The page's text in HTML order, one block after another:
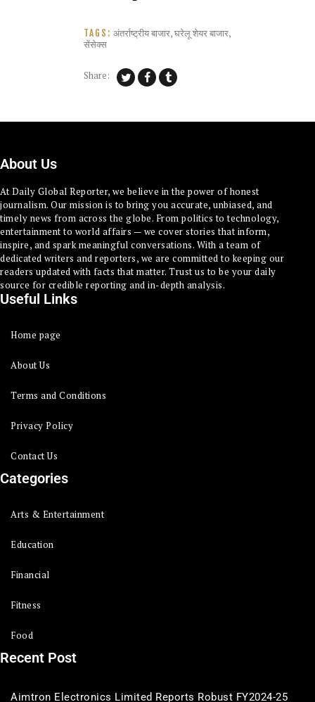
TAGS: अंतर्राष्ट्रीय बाजार,घरेलू शेयर बाजार,
सेंसेक्स
Share:
About Us
At Daily Global Reporter, we believe in the power of honest
journalism. Our mission is to bring you accurate, unbiased, and
timely news from across the globe. From politics to technology,
entertainment to world affairs — we cover stories that inform,
inspire, and spark meaningful conversations. With a team of
dedicated writers and reporters, we are committed to keeping our
readers updated with facts that matter. Trust us to be your daily
source for credible reporting and in-depth analysis.
Useful Links
Home page
About Us
Terms and Conditions
Privacy Policy
Contact Us
Categories
Arts & Entertainment
Education
Financial
Fitness
Food
Recent Post
Aimtron Electronics Limited Reports Robust FY2024-25